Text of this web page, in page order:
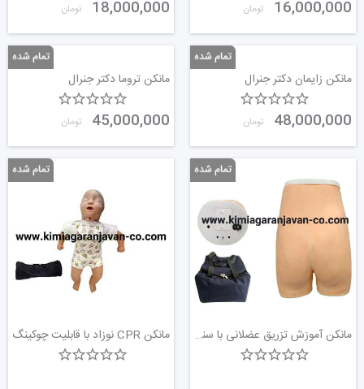
16,000,000 تومان 18,000,000 تومان
مانکن زایمان دکتر جنرال
48,000,000 تومان
مانکن تروما دکتر جنرال
45,000,000 تومان
مانکن آموزش تزریق عضلانی با سنسور مانکن CPR نوزاد با قابلیت چوکینگ